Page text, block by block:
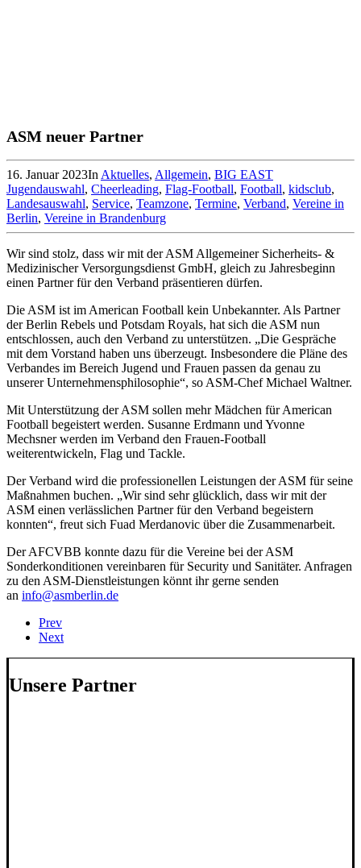
ASM neuer Partner
16. Januar 2023In Aktuelles, Allgemein, BIG EAST
Jugendauswahl, Cheerleading, Flag-Football, Football, kidsclub,
Landesauswahl, Service, Teamzone, Termine, Verband, Vereine in
Berlin, Vereine in Brandenburg
Wir sind stolz, dass wir mit der ASM Allgemeiner Sicherheits- &
Medizinischer Versorgungsdienst GmbH, gleich zu Jahresbeginn
einen Partner für den Verband präsentieren dürfen.
Die ASM ist im American Football kein Unbekannter. Als Partner
der Berlin Rebels und Potsdam Royals, hat sich die ASM nun
entschlossen, auch den Verband zu unterstützen. „Die Gespräche
mit dem Vorstand haben uns überzeugt. Insbesondere die Pläne des
Verbandes im Bereich Jugend und Frauen passen da genau zu
unserer Unternehmensphilosophie“, so ASM-Chef Michael Waltner.
Mit Unterstützung der ASM sollen mehr Mädchen für American
Football begeistert werden. Susanne Erdmann und Yvonne
Mechsner werden im Verband den Frauen-Football
weiterentwickeln, Flag und Tackle.
Der Verband wird die professionellen Leistungen der ASM für seine
Maßnahmen buchen. „Wir sind sehr glücklich, dass wir mit der
ASM einen verlässlichen Partner für den Verband begeistern
konnten“, freut sich Fuad Merdanovic über die Zusammenarbeit.
Der AFCVBB konnte dazu für die Vereine bei der ASM
Sonderkonditionen vereinbaren für Security und Sanitäter. Anfragen
zu den ASM-Dienstleistungen könnt ihr gerne senden
an info@asmberlin.de
Prev
Next
Unsere Partner